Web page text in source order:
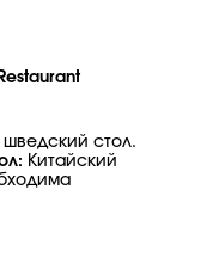
стол.
Китайский